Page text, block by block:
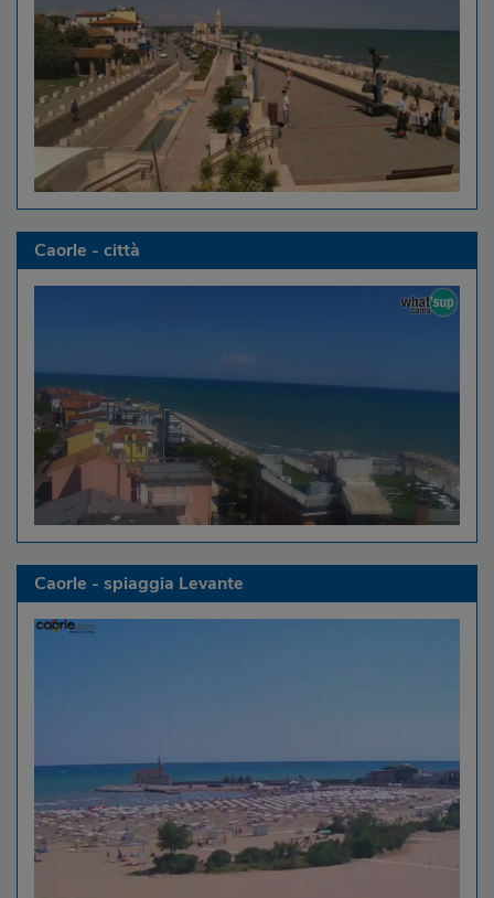
Caorle - città
Caorle - spiaggia Levante